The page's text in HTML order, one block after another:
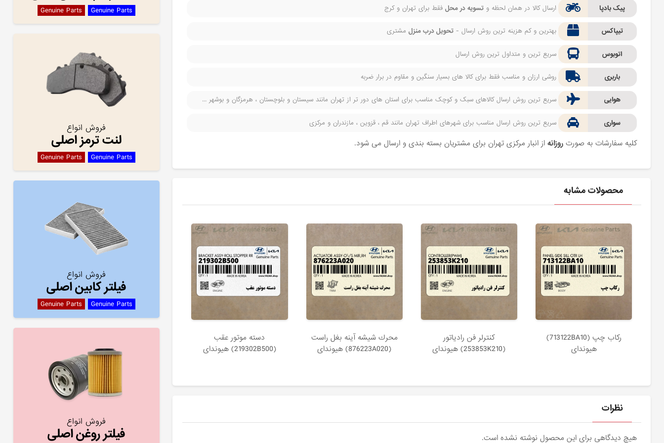
پیک بادپا ارسال کالا در همان لحظه وتسویه در محل فقط برای تهران و کرج
تیپاکس بهترین و کم هزینه ترین روش ارسال -تحویل درب منزل مشتری
اتوبوس سریع ترین و متداول ترین روش ارسال
باربری روشی ارزان و مناسب فقط برای کالا های بسیار سنگین و مقاوم در برار ضربه
هوایی سریع ترین روش ارسال کالاهای سبک و کوچک مناسب برای استان های دور تر از تهران مانند سیستان و بلوچستان ، هرمزگان و بوشهر ...
سواری سریع ترین روش ارسال مناسب برای شهرهای اطراف تهران مانند قم ، قزوین ، مازندران و مرکزی
کلیه سفارشات به صورتروزانه از انبار مرکزی تهران برای مشتریان بسته بندی و ارسال می شود.
محصولات مشابه
ركاب چپ (713122BA10)
هیوندای
كنترلر فن رادياتور
(253853K210) هیوندای
محرك شيشه آينه بغل راست
(876223A020) هیوندای
دسته موتور عقب
(219302B500) هیوندای
نظرات
هیچ دیدگاهی برای این محصول نوشته نشده است.
Genuine Parts Genuine Parts
فروش انواع
لنت ترمز اصلی
Genuine Parts Genuine Parts
فروش انواع
فیلتر کابین اصلی
Genuine Parts Genuine Parts
فروش انواع
فیلتر روغن اصلی